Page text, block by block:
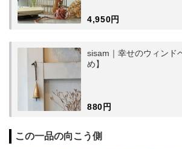
4,950円
sisam｜幸せのウィンド
め】
880円
この一品の向こう側